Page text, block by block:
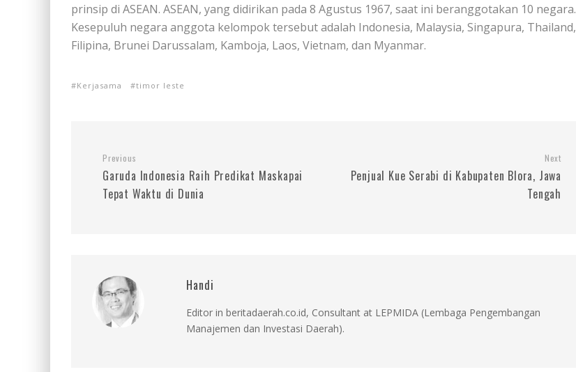
prinsip di ASEAN. ASEAN, yang didirikan pada 8 Agustus 1967, saat ini beranggotakan 10 negara.
Kesepuluh negara anggota kelompok tersebut adalah Indonesia, Malaysia, Singapura, Thailand,
Filipina, Brunei Darussalam, Kamboja, Laos, Vietnam, dan Myanmar.
Kerjasama timor leste
Previous
Garuda Indonesia Raih Predikat Maskapai
Tepat Waktu di Dunia
Next
Penjual Kue Serabi di Kabupaten Blora, Jawa
Tengah
Handi
Editor in beritadaerah.co.id, Consultant at LEPMIDA (Lembaga Pengembangan
Manajemen dan Investasi Daerah).